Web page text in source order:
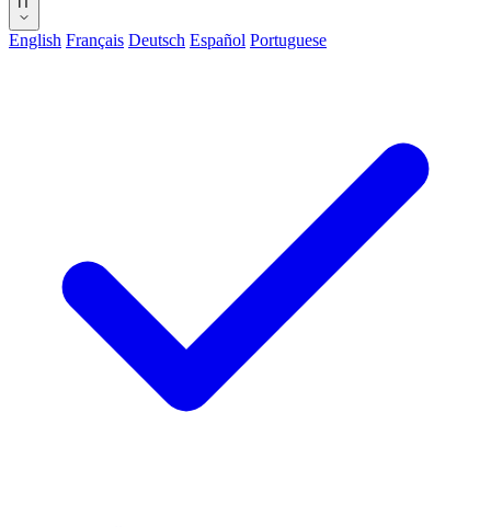
English Français Deutsch Español Portuguese